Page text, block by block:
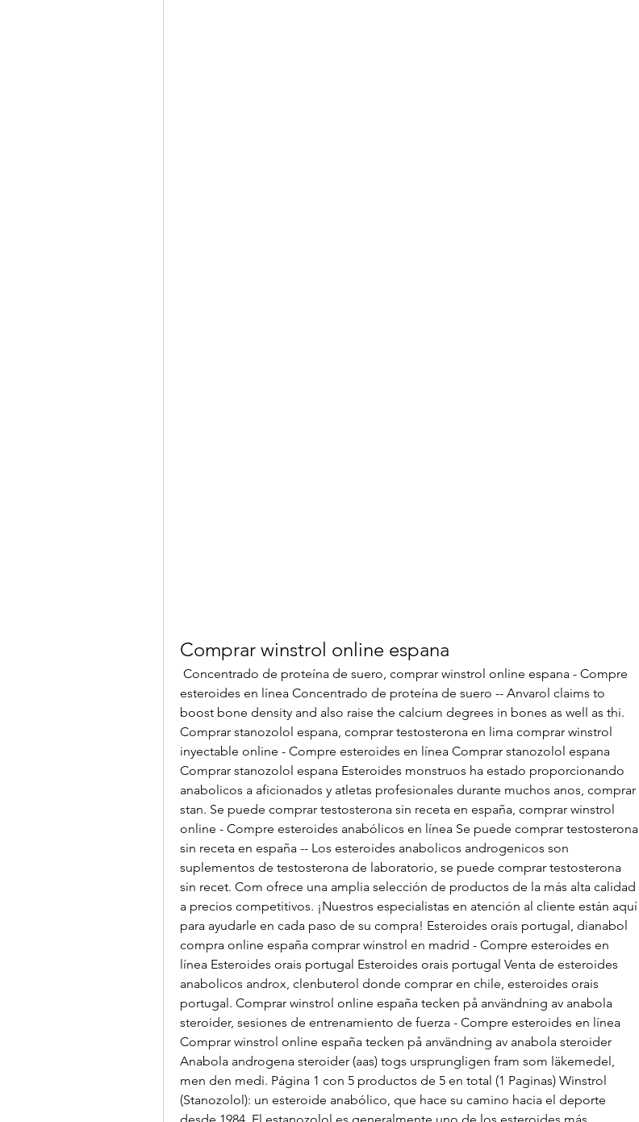
Comprar winstrol online espana
esteroides en línea Concentrado de proteína de suero -- Anvarol claims to
boost bone density and also raise the calcium degrees in bones as well as thi.
Comprar stanozolol espana, comprar testosterona en lima comprar winstrol
inyectable online - Compre esteroides en línea Comprar stanozolol espana
Comprar stanozolol espana Esteroides monstruos ha estado proporcionando
anabolicos a aficionados y atletas profesionales durante muchos anos, comprar
stan. Se puede comprar testosterona sin receta en españa, comprar winstrol
online - Compre esteroides anabólicos en línea Se puede comprar testosterona
sin receta en españa -- Los esteroides anabolicos androgenicos son
suplementos de testosterona de laboratorio, se puede comprar testosterona
sin recet. Com ofrece una amplia selección de productos de la más alta calidad
a precios competitivos. ¡Nuestros especialistas en atención al cliente están aquí
para ayudarle en cada paso de su compra! Esteroides orais portugal, dianabol
compra online españa comprar winstrol en madrid - Compre esteroides en
línea Esteroides orais portugal Esteroides orais portugal Venta de esteroides
anabolicos androx, clenbuterol donde comprar en chile, esteroides orais
portugal. Comprar winstrol online españa tecken på användning av anabola
steroider, sesiones de entrenamiento de fuerza - Compre esteroides en línea
Comprar winstrol online españa tecken på användning av anabola steroider
Anabola androgena steroider (aas) togs ursprungligen fram som läkemedel,
men den medi. Página 1 con 5 productos de 5 en total (1 Paginas) Winstrol
(Stanozolol): un esteroide anabólico, que hace su camino hacia el deporte